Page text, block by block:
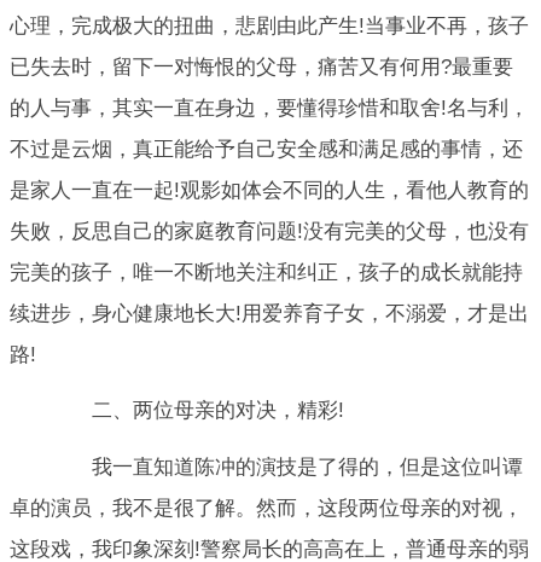
心理，完成极大的扭曲，悲剧由此产生!当事业不再，孩子
已失去时，留下一对悔恨的父母，痛苦又有何用?最重要
的人与事，其实一直在身边，要懂得珍惜和取舍!名与利，
不过是云烟，真正能给予自己安全感和满足感的事情，还
是家人一直在一起!观影如体会不同的人生，看他人教育的
失败，反思自己的家庭教育问题!没有完美的父母，也没有
完美的孩子，唯一不断地关注和纠正，孩子的成长就能持
续进步，身心健康地长大!用爱养育子女，不溺爱，才是出
路!
二、两位母亲的对决，精彩!
我一直知道陈冲的演技是了得的，但是这位叫谭
卓的演员，我不是很了解。然而，这段两位母亲的对视，
这段戏，我印象深刻!警察局长的高高在上，普通母亲的弱